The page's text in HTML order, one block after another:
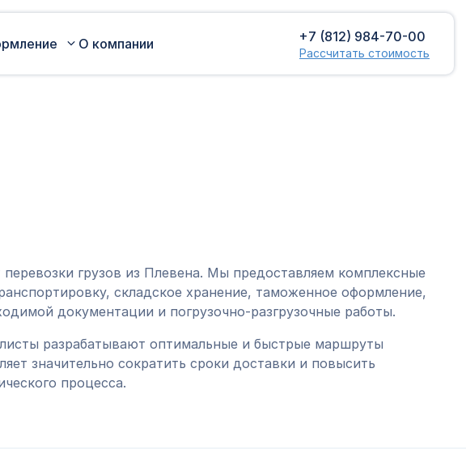
О компании +7 (812) 984-70-00
Рассчитать стоимость
перевозки грузов из Плевена. Мы предоставляем комплексные
складское хранение, таможенное оформление,
документации и погрузочно-разгрузочные работы.
разрабатывают оптимальные и быстрые маршруты
значительно сократить сроки доставки и повысить
процесса.